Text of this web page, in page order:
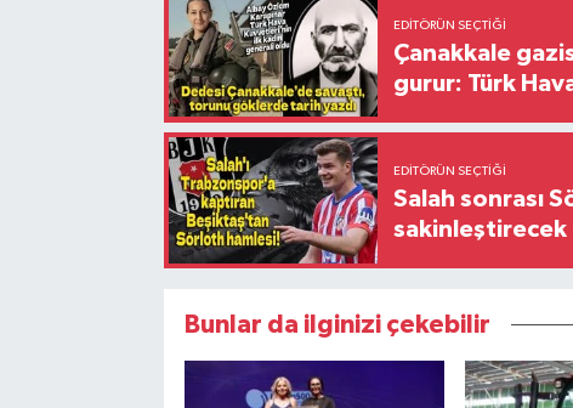
EDITÖRÜN SEÇTIĞI
Çanakkale
gurur: Türk
EDITÖRÜN SEÇTIĞI
Salah sonrası
sakinleştirecek
Bunlar da ilginizi çekebilir